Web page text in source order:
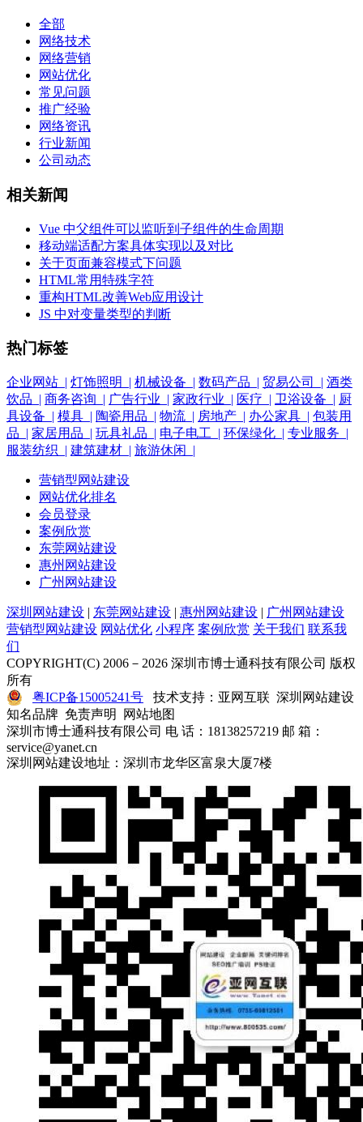
全部
网络技术
网络营销
网站优化
常见问题
推广经验
网络资讯
行业新闻
公司动态
相关新闻
Vue 中父组件可以监听到子组件的生命周期
移动端适配方案具体实现以及对比
关于页面兼容模式下问题
HTML常用特殊字符
重构HTML改善Web应用设计
JS 中对变量类型的判断
热门标签
企业网站 | 灯饰照明 | 机械设备 | 数码产品 | 贸易公司 | 酒类
饮品 | 商务咨询 | 广告行业 | 家政行业 | 医疗 | 卫浴设备 | 厨
具设备 | 模具 | 陶瓷用品 | 物流 | 房地产 | 办公家具 | 包装用
品 | 家居用品 | 玩具礼品 | 电子电工 | 环保绿化 | 专业服务 |
服装纺织 | 建筑建材 | 旅游休闲 |
营销型网站建设
网站优化排名
会员登录
案例欣赏
东莞网站建设
惠州网站建设
广州网站建设
深圳网站建设 | 东莞网站建设 | 惠州网站建设 | 广州网站建设
营销型网站建设 网站优化 小程序 案例欣赏 关于我们 联系我
们
COPYRIGHT(C) 2006－2026 深圳市博士通科技有限公司 版权
所有
粤ICP备15005241号 技术支持：亚网互联 深圳网站建设
知名品牌 免责声明 网站地图
深圳市博士通科技有限公司 电 话：18138257219 邮 箱：
service@yanet.cn
深圳网站建设地址：深圳市龙华区富泉大厦7楼